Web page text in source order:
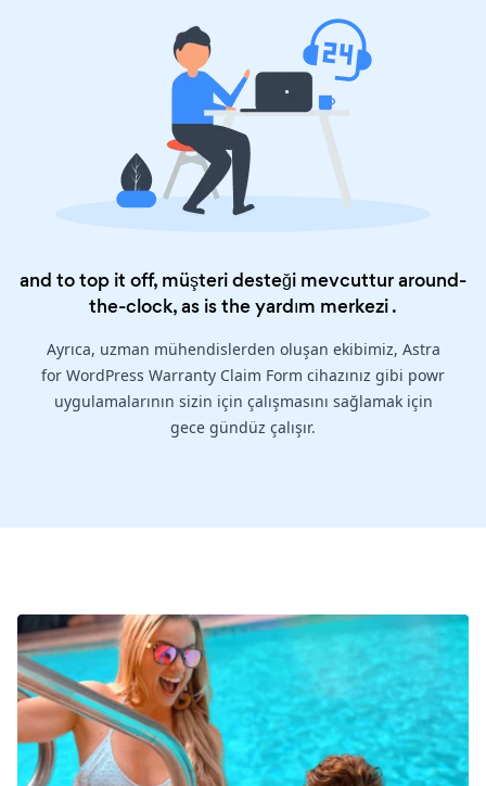
and to top it off, müşteri desteği mevcuttur around-
the-clock, as is theyardım merkezi.
Ayrıca, uzman mühendislerden oluşan ekibimiz, Astra
for WordPress Warranty Claim Form cihazınız gibi powr
uygulamalarının sizin için çalışmasını sağlamak için
gece gündüz çalışır.